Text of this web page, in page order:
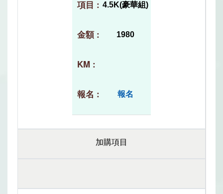
4.5K(豪華組)
1980
報名
加購項目